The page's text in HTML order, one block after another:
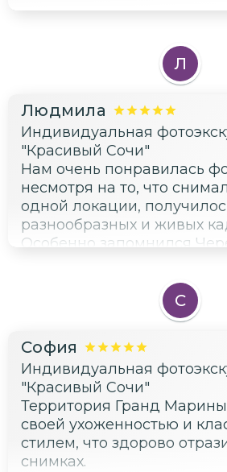
Л
Людмила
Индивидуальная
"Красивый Сочи"
Нам очень понравилась
несмотря на то, что
одной локации,
разнообразных и живых
Особенно запомнился
морской вокзал, где
невероятно
Путь к точкам съемок был
тур по Сочи, мы увидели
уголков, о которых раньше
слышали.
С
София
Индивидуальная
"Красивый Сочи"
Территория Гранд
своей ухоженностью и
стилем, что здорово
снимках.